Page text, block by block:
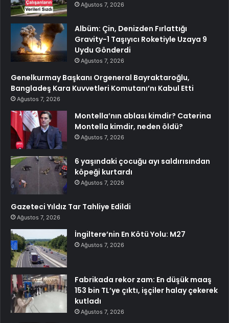
Ağustos 7, 2026
Albüm: Çin, Denizden Fırlattığı
Gravity-1 Taşıyıcı Roketiyle Uzaya 9
Uydu Gönderdi
Ağustos 7, 2026
Genelkurmay Başkanı Orgeneral Bayraktaroğlu,
Bangladeş Kara Kuvvetleri Komutanı’nı Kabul Etti
Ağustos 7, 2026
Montella’nın ablası kimdir? Caterina
Montella kimdir, neden öldü?
Ağustos 7, 2026
6 yaşındaki çocuğu ayı saldırısından
köpeği kurtardı
Ağustos 7, 2026
Gazeteci Yıldız Tar Tahliye Edildi
Ağustos 7, 2026
İngiltere’nin En Kötü Yolu: M27
Ağustos 7, 2026
Fabrikada rekor zam: En düşük maaş
153 bin TL’ye çıktı, işçiler halay çekerek
kutladı
Ağustos 7, 2026